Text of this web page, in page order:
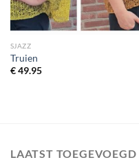
SJAZZ
Truien
€49.95
LAATST TOEGEVOEGD